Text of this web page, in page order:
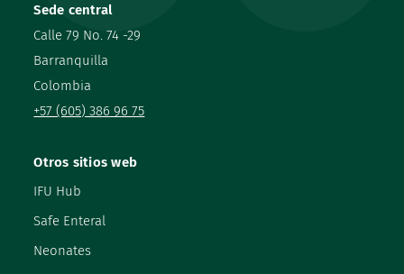
Sede central
Calle 79 No. 74 -29
Barranquilla
Colombia
+57 (605) 386 96 75
Otros sitios web
IFU Hub
Safe Enteral
Neonates